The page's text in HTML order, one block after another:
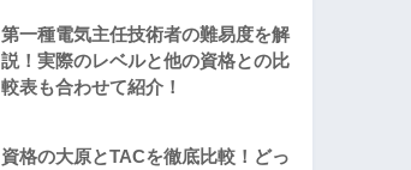
第一種電気主任技術者の難易度を解
説！実際のレベルと他の資格との比
較表も合わせて紹介！
資格の大原とTACを徹底比較！どっ